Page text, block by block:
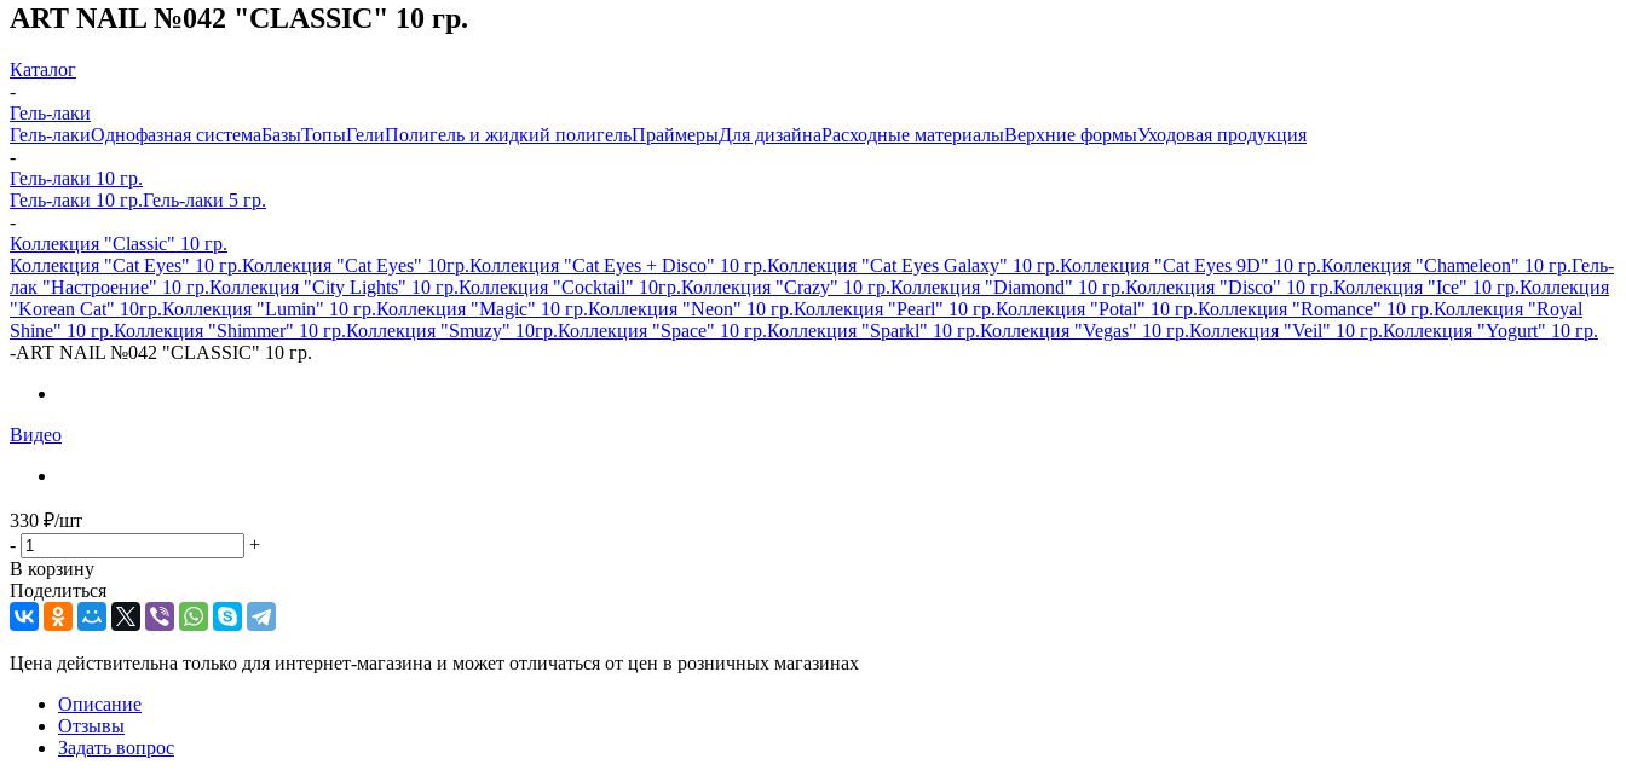
ART NAIL №042 "CLASSIC" 10 гр.
Каталог
-
Гель-лаки
Гель-лакиОднофазная системаБазыТопыГелиПолигель и жидкий полигельПраймерыДля дизайнаРасходные материалыВерхние формыУходовая продукция
-
Гель-лаки 10 гр.
Гель-лаки 10 гр.Гель-лаки 5 гр.
-
Коллекция "Classic" 10 гр.
Коллекция "Cat Eyes" 10 гр.Коллекция "Cat Eyes" 10гр.Коллекция "Cat Eyes + Disco" 10 гр.Коллекция "Cat Eyes Galaxy" 10 гр.Коллекция "Cat Eyes 9D" 10 гр.Коллекция "Chameleon" 10 гр.Гель-
лак "Настроение" 10 гр.Коллекция "City Lights" 10 гр.Коллекция "Cocktail" 10гр.Коллекция "Crazy" 10 гр.Коллекция "Diamond" 10 гр.Коллекция "Disco" 10 гр.Коллекция "Ice" 10 гр.Коллекция
"Korean Cat" 10гр.Коллекция "Lumin" 10 гр.Коллекция "Magic" 10 гр.Коллекция "Neon" 10 гр.Коллекция "Pearl" 10 гр.Коллекция "Potal" 10 гр.Коллекция "Romance" 10 гр.Коллекция "Royal
Shine" 10 гр.Коллекция "Shimmer" 10 гр.Коллекция "Smuzy" 10гр.Коллекция "Space" 10 гр.Коллекция "Sparkl" 10 гр.Коллекция "Vegas" 10 гр.Коллекция "Veil" 10 гр.Коллекция "Yogurt" 10 гр.
-ART NAIL №042 "CLASSIC" 10 гр.
Видео
330 ₽/шт
-
+
В корзину
Поделиться
Цена действительна только для интернет-магазина и может отличаться от цен в розничных магазинах
Описание
Отзывы
Задать вопрос